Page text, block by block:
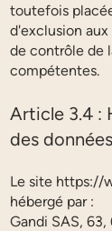
toutefois
d'exclusion
de contrôle de
compétentes.
Article 3.4 :
des données
Le site https://
hébergé par :
Gandi SAS, 63,